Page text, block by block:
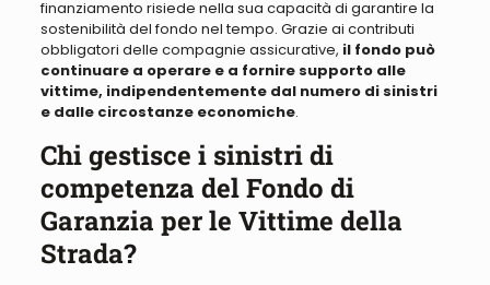
finanziamento risiede nella sua capacità di garantire la
sostenibilità del fondo nel tempo. Grazie ai contributi
obbligatori delle compagnie assicurative, il fondo può
continuare a operare e a fornire supporto alle
vittime, indipendentemente dal numero di sinistri
e dalle circostanze economiche.
Chi gestisce i sinistri di
competenza del Fondo di
Garanzia per le Vittime della
Strada?